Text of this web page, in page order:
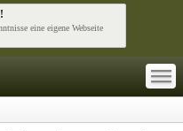
eine eigene Webseite
—
—
—